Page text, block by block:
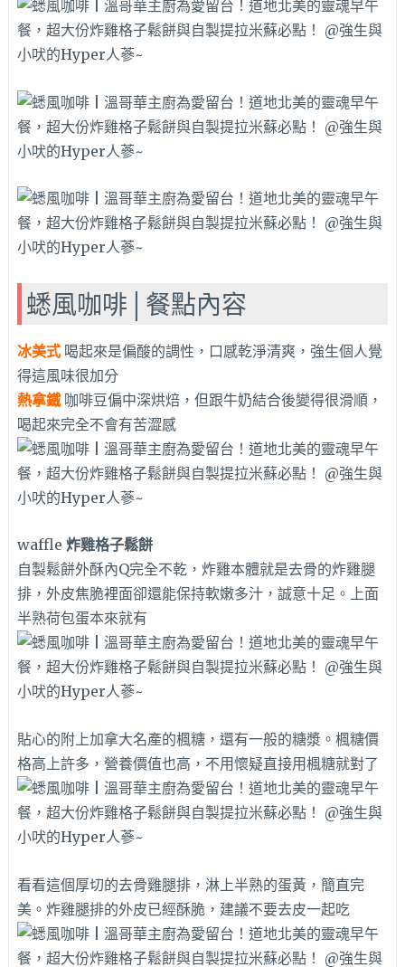
蟋風咖啡│餐點內容
冰美式 喝起來是偏酸的調性，口感乾淨清爽，強生個人覺
得這風味很加分
熱拿鐵咖啡豆偏中深烘焙，但跟牛奶結合後變得很滑順，
喝起來完全不會有苦澀感
waffle 炸雞格子鬆餅
自製鬆餅外酥內Q完全不乾，炸雞本體就是去骨的炸雞腿
排，外皮焦脆裡面卻還能保持軟嫩多汁，誠意十足。上面
半熟荷包蛋本來就有
貼心的附上加拿大名產的楓糖，還有一般的糖漿。楓糖價
格高上許多，營養價值也高，不用懷疑直接用楓糖就對了
看看這個厚切的去骨雞腿排，淋上半熟的蛋黃，簡直完
美。炸雞腿排的外皮已經酥脆，建議不要去皮一起吃